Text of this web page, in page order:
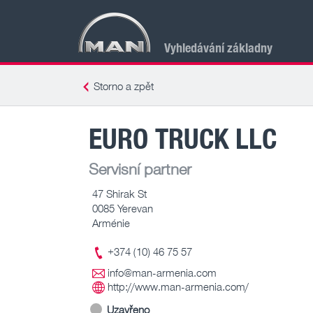
Vyhledávání základny
Storno a zpět
EURO TRUCK LLC
Servisní partner
47 Shirak St
0085 Yerevan
Arménie
+374 (10) 46 75 57
info@man-armenia.com
http://www.man-armenia.com/
Uzavřeno